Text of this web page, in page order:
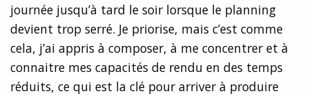
journée jusqu’à tard le soir lorsque le planning
devient trop serré. Je priorise, mais c’est comme
cela, j’ai appris à composer, à me concentrer et à
connaitre mes capacités de rendu en des temps
réduits, ce qui est la clé pour arriver à produire